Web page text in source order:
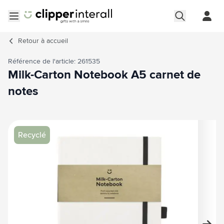
Retour à accueil
Recyclé
Image principale
Cliquez pour voir l'image en plein écran
Référence de l'article: 261535
Milk-Carton Notebook A5 carnet de
notes